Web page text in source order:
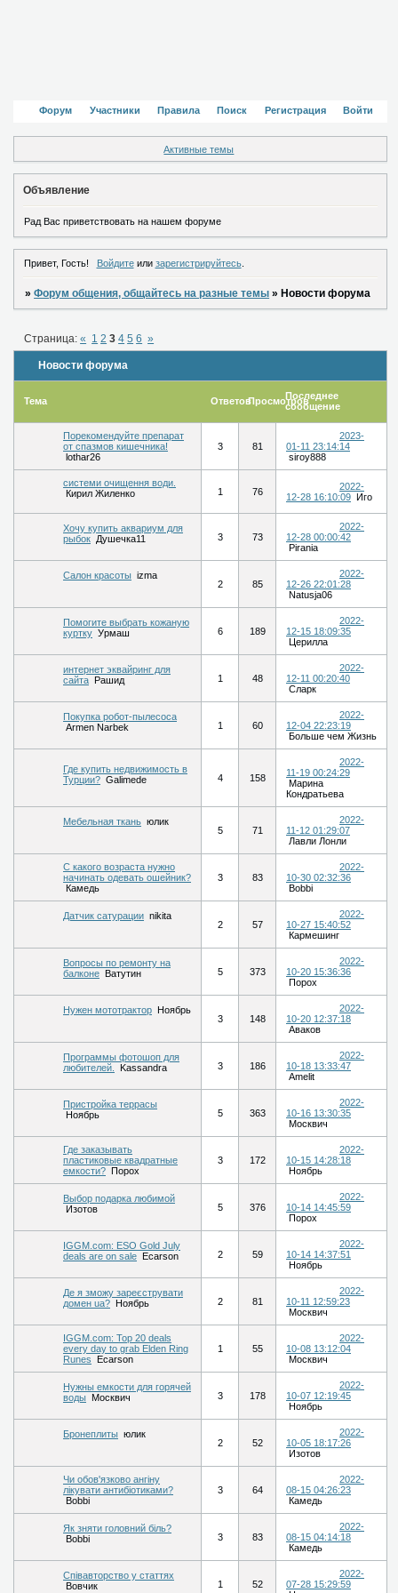
Форум Участники Правила Поиск Регистрация Войти
Активные темы
Объявление
Рад Вас приветствовать на нашем форуме
Привет, Гость! Войдитеили зарегистрируйтесь.
»Форум общения, общайтесь на разные темы »Новости форума
Новости форума
Страница:« 1 2 3 4 5 6 »
Тема ОтветовПросмотровПоследнее
сообщение
Порекомендуйте препарат
от спазмов кишечника!
lothar26
3 81
2023-
01-11 23:14:14
siroy888
системи очищення води.
Кирил Жиленко
1 76
2022-
12-28 16:10:09
Иго
Хочу купить аквариум для
рыбок Душечка11 3 73
2022-
12-28 00:00:42
Pirania
Салон красоты izma
2
85
2022-
12-26 22:01:28
Natusja06
Помогите выбрать кожаную
куртку Урмаш 6 189
2022-
12-15 18:09:35
Церилла
интернет эквайринг для
сайта
Рашид 1 48
2022-
12-11 00:20:40
Сларк
Покупка робот-пылесоса
Armen Narbek
1 60
2022-
12-04 22:23:19
Больше чем Жизнь
Где купить недвижимость в
Турции? Galimede 4 158
2022-
11-19 00:24:29
Марина
Кондратьева
Мебельная ткань юлик
5
71
2022-
11-12 01:29:07
Лавли Лонли
С какого возраста нужно
начинать одевать ошейник?
Камедь
3 83
2022-
10-30 02:32:36
Bobbi
Датчик сатурации nikita
2
57
2022-
10-27 15:40:52
Кармешинг
Вопросы по ремонту на
балконе
Ватутин 5 373
2022-
10-20 15:36:36
Порох
Нужен мототрактор
Ноябрь
3
148
2022-
10-20 12:37:18
Аваков
Программы фотошоп для
любителей.
Kassandra 3 186
2022-
10-18 13:33:47
Amelit
Пристройка террасы
Ноябрь
5 363
2022-
10-16 13:30:35
Москвич
Где заказывать
пластиковые квадратные
емкости?
Порох
3 172
2022-
10-15 14:28:18
Ноябрь
Выбор подарка любимой
Изотов
5 376
2022-
10-14 14:45:59
Порох
IGGM.com: ESO Gold July
deals are on sale
Ecarson 2 59
2022-
10-14 14:37:51
Ноябрь
Де я зможу зареєструвати
домен ua?
Ноябрь 2 81
2022-
10-11 12:59:23
Москвич
IGGM.com: Top 20 deals
every day to grab Elden Ring
Runes
Ecarson
1 55
2022-
10-08 13:12:04
Москвич
Нужны емкости для горячей
воды Москвич 3 178
2022-
10-07 12:19:45
Ноябрь
Бронеплиты юлик
2
52
2022-
10-05 18:17:26
Изотов
Чи обов'язково ангіну
лікувати антибіотиками?
Bobbi
3 64
2022-
08-15 04:26:23
Камедь
Як зняти головний біль?
Bobbi
3 83
2022-
08-15 04:14:18
Камедь
Співавторство у статтях
Вовчик
1 52
2022-
07-28 15:29:59